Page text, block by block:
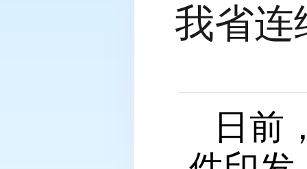
我省连
日前